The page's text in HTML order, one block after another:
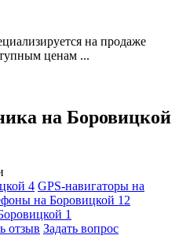
на продаже
ценам ...
на Боровицкой
4 GPS-навигаторы на
на Боровицкой 12
1
отзыв Задать вопрос